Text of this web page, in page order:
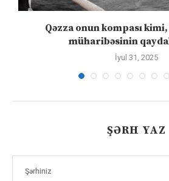
Qəzza onun kompası
müharibəsinin
İyul 31, 2025
ŞƏRH YAZ